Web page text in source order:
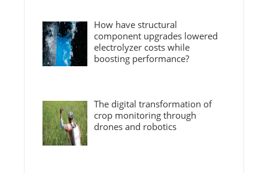
How have structural
component upgrades lowered
electrolyzer costs while
boosting performance?
The digital transformation of
crop monitoring through
drones and robotics